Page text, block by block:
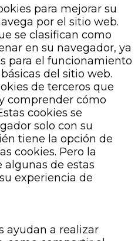
para mejorar su
por el sitio web.
se clasifican como
en su navegador, ya
para el funcionamiento
del sitio web.
de terceros que
comprender cómo
cookies se
solo con su
tiene la opción de
cookies. Pero la
de estas
experiencia de
ayudan a realizar